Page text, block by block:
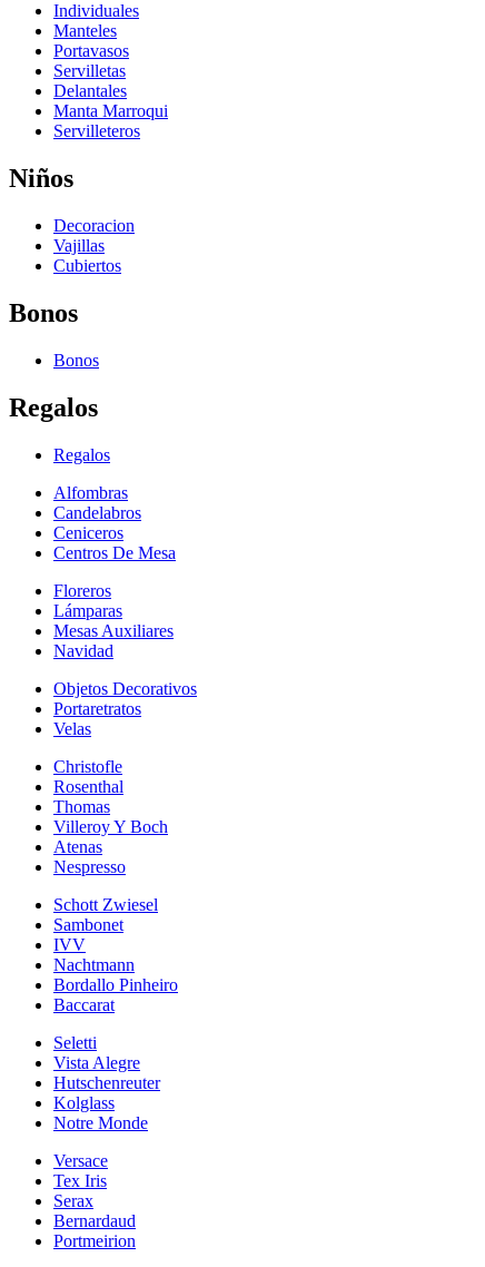
Individuales
Manteles
Portavasos
Servilletas
Delantales
Manta Marroqui
Servilleteros
Niños
Decoracion
Vajillas
Cubiertos
Bonos
Bonos
Regalos
Regalos
Alfombras
Candelabros
Ceniceros
Centros De Mesa
Floreros
Lámparas
Mesas Auxiliares
Navidad
Objetos Decorativos
Portaretratos
Velas
Christofle
Rosenthal
Thomas
Villeroy Y Boch
Atenas
Nespresso
Schott Zwiesel
Sambonet
IVV
Nachtmann
Bordallo Pinheiro
Baccarat
Seletti
Vista Alegre
Hutschenreuter
Kolglass
Notre Monde
Versace
Tex Iris
Serax
Bernardaud
Portmeirion